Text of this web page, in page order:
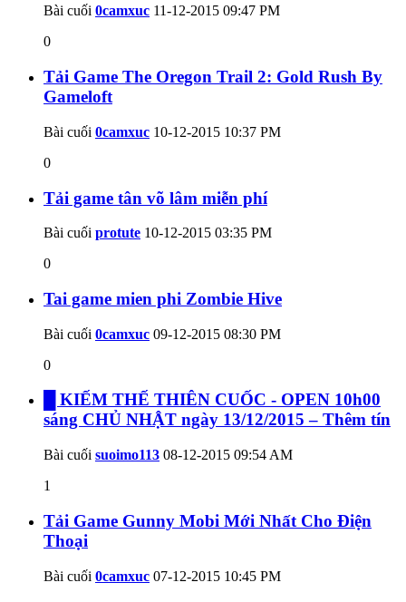
Bài cuối 0camxuc 11-12-2015 09:47 PM
0
Tải Game The Oregon Trail 2: Gold Rush By
Gameloft
Bài cuối 0camxuc 10-12-2015 10:37 PM
0
Tải game tân võ lâm miễn phí
Bài cuối protute 10-12-2015 03:35 PM
0
Tai game mien phi Zombie Hive
Bài cuối 0camxuc 09-12-2015 08:30 PM
0
█ KIẾM THẾ THIÊN CUỐC - OPEN 10h00
sáng CHỦ NHẬT ngày 13/12/2015 – Thêm tín
Bài cuối suoimo113 08-12-2015 09:54 AM
1
Tải Game Gunny Mobi Mới Nhất Cho Điện
Thoại
Bài cuối 0camxuc 07-12-2015 10:45 PM